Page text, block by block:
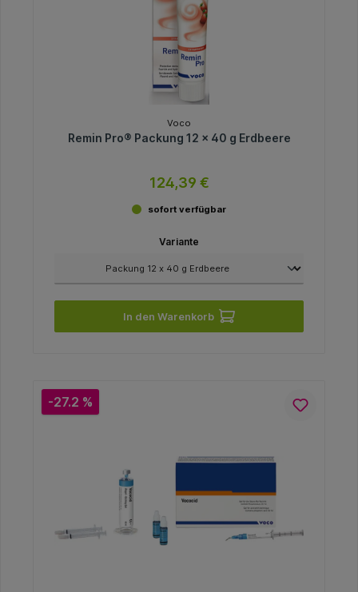
Voco
Remin Pro® Packung 12 x 40 g Erdbeere
124,39 €
sofort verfügbar
Variante
In den Warenkorb
-27.2 %